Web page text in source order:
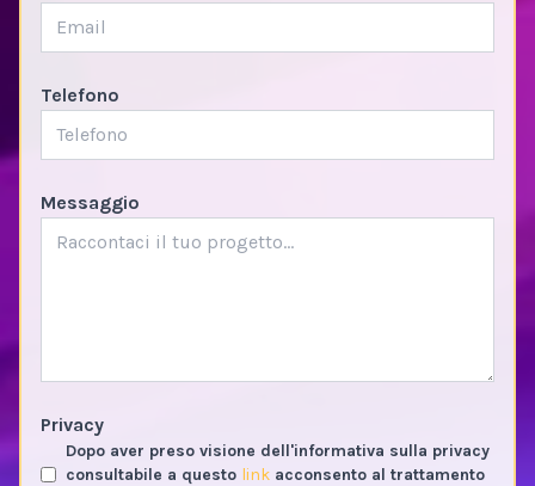
Telefono
Messaggio
Privacy
Dopo aver preso visione dell'informativa sulla privacy
consultabile a questo link acconsento al trattamento